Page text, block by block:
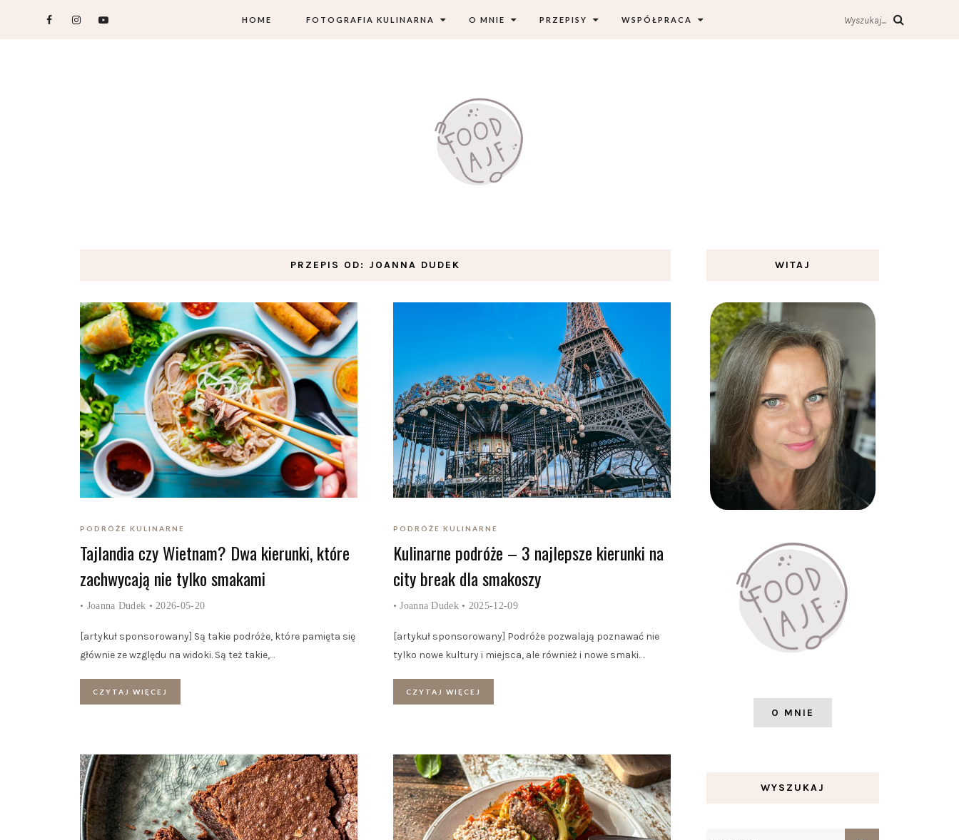
HOME FOTOGRAFIA KULINARNA O MNIE PRZEPISY WSPÓŁPRACA Wyszukaj...
PRZEPIS OD: JOANNA DUDEK
PODRÓŻE KULINARNE
Tajlandia czy Wietnam? Dwa kierunki, które
zachwycają nie tylko smakami
• Joanna Dudek • 2026-05-20
[artykuł sponsorowany] Są takie podróże, które pamięta się
głównie ze względu na widoki. Są też takie,…
CZYTAJ WIĘCEJ
PODRÓŻE KULINARNE
Kulinarne podróże – 3 najlepsze kierunki na
city break dla smakoszy
•Joanna Dudek • 2025-12-09
[artykuł sponsorowany] Podróże pozwalają poznawać nie
tylko nowe kultury i miejsca, ale również i nowe smaki.…
CZYTAJ WIĘCEJ
WITAJ
O MNIE
WYSZUKAJ